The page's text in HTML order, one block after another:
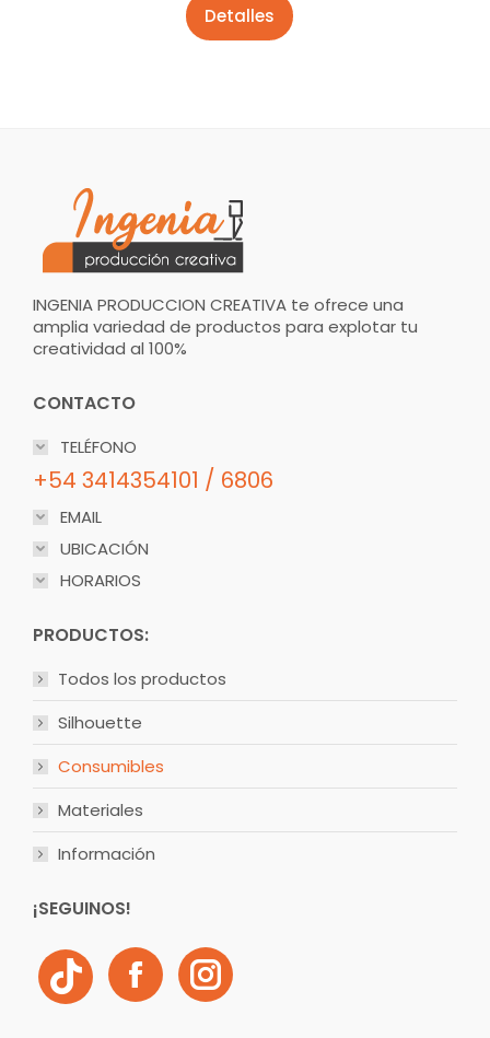
Detalles
INGENIA PRODUCCION CREATIVA te ofrece una
amplia variedad de productos para explotar tu
creatividad al 100%
CONTACTO
TELÉFONO
+54 3414354101 / 6806
EMAIL
UBICACIÓN
HORARIOS
PRODUCTOS:
Todos los productos
Silhouette
Consumibles
Materiales
Información
¡SEGUINOS!